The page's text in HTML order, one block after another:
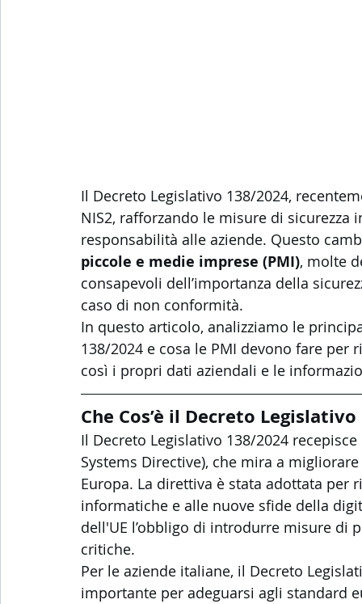
Il Decreto Legislativo 138/2024,
NIS2, rafforzando le misure di
responsabilità alle aziende. Questo
piccole e medie imprese (PMI), molte
consapevoli dell’importanza della
caso di non conformità.
In questo articolo, analizziamo le
138/2024 e cosa le PMI devono fare
così i propri dati aziendali e le
Che Cos’è il Decreto
Il Decreto Legislativo 138/2024
Systems Directive), che mira a
Europa. La direttiva è stata adottata per
informatiche e alle nuove sfide della
dell'UE l’obbligo di introdurre misure
critiche.
Per le aziende italiane, il Decreto
importante per adeguarsi agli standard